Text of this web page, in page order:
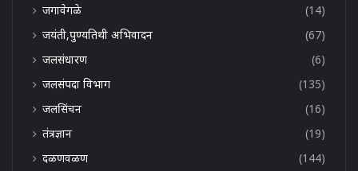
जगावेगळे
(14)
जयंती,पुण्यतिथी अभिवादन
(67)
जलसंधारण
(6)
जलसंपदा विभाग
(135)
जलसिंचन
(16)
तंत्रज्ञान
(19)
दळणवळण
(144)